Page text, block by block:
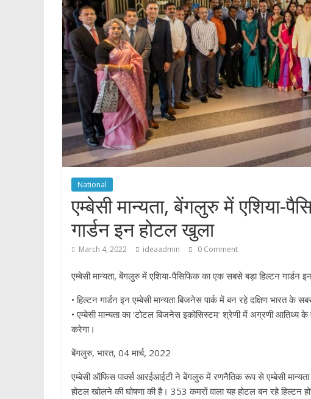
National
एम्बेसी मान्यता, बेंगलुरु में एशिया-
गार्डन इन होटल खुला
March 4, 2022 ideaadmin 0 Comment
एम्बेसी मान्यता, बेंगलुरु में एशिया-पैसिफिक का एक सबसे बड़ा हिल्टन गार्डन
• हिल्टन गार्डन इन एम्बेसी मान्यता बिजनेस पार्क में बन रहे दक्षिण भारत
• एम्बेसी मान्यता का ‘टोटल बिजनेस इकोसिस्टम’ श्रेणी में अग्रणी आतिथ्य
करेगा।
बेंगलुरु, भारत, 04 मार्च, 2022
एम्बेसी ऑफिस पार्क्स आरईआईटी ने बेंगलुरु में रणनैतिक रूप से एम्बेसी मान्यता
होटल खोलने की घोषणा की है। 353 कमरों वाला यह होटल बन रहे हिल्टन